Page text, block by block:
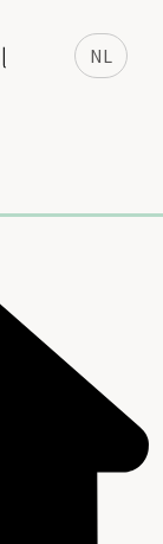
NL